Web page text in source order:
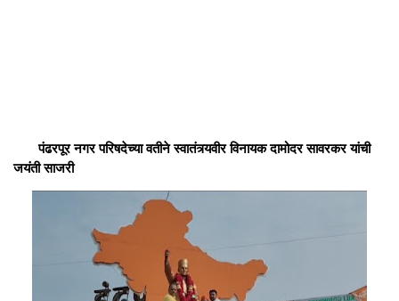
पंढरपूर नगर परिषदेच्या वतीने स्वातंत्र्यवीर विनायक दामोदर सावरकर यांची
जयंती साजरी